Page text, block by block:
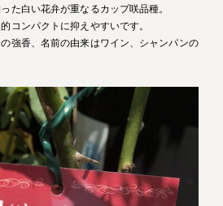
た白い花弁が重なるカップ咲品種。
コンパクトに抑えやすいです。
強香、名前の由来はワイン、シャンパンの